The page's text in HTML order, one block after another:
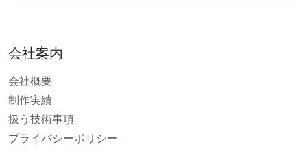
会社案内
会社概要
制作実績
扱う技術事項
プライバシーポリシー